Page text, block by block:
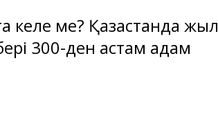
келе ме? Қазақстанда жыл
300-ден астам адам